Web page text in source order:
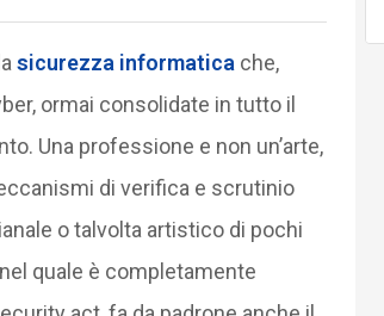
sicurezza informaticache,
ormai consolidate in tutto il
Una professione e non un’arte,
di verifica e scrutinio
o talvolta artistico di pochi
quale è completamente